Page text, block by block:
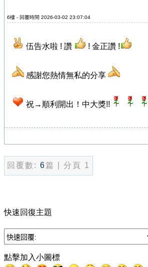
6樓 - 回覆時間 2026-03-02 23:07:04
伍告水啦 ! 讚 ! 金正讚 !
感謝您熱情無私的分享
祝→順利開出！中大獎!!
回覆數: 6篇 | 分頁 1
快速回復主題
點擊加入小圖標